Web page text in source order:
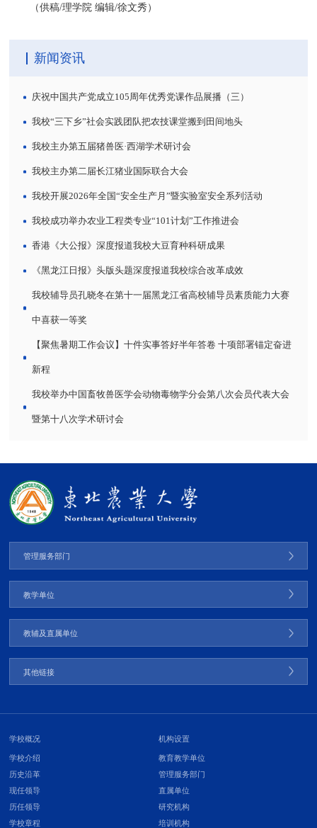
（供稿/理学院 编辑/徐文秀）
新闻资讯
庆祝中国共产党成立105周年优秀党课作品展播（三）
我校“三下乡”社会实践团队把农技课堂搬到田间地头
我校主办第五届猪兽医·西湖学术研讨会
我校主办第二届长江猪业国际联合大会
我校开展2026年全国“安全生产月”暨实验室安全系列活动
我校成功举办农业工程类专业“101计划”工作推进会
香港《大公报》深度报道我校大豆育种科研成果
《黑龙江日报》头版头题深度报道我校综合改革成效
我校辅导员孔晓冬在第十一届黑龙江省高校辅导员素质能力大赛
中喜获一等奖
【聚焦暑期工作会议】十件实事答好半年答卷 十项部署锚定奋进
新程
我校举办中国畜牧兽医学会动物毒物学分会第八次会员代表大会
暨第十八次学术研讨会
管理服务部门
教学单位
教辅及直属单位
其他链接
学校概况
学校介绍
历史沿革
现任领导
历任领导
学校章程
机构设置
教育教学单位
管理服务部门
直属单位
研究机构
培训机构